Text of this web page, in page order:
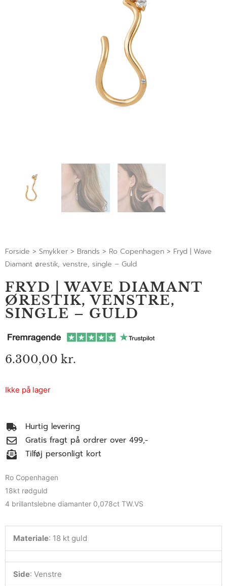
Forside > Smykker > Brands > Ro Copenhagen > Fryd | Wave
Diamant ørestik, venstre, single – Guld
FRYD | WAVE DIAMANT
ØRESTIK, VENSTRE,
SINGLE – GULD
6.300,00 kr.
Ikke på lager
Hurtig levering
Gratis fragt på ordrer over 499,-
Tilføj personligt kort
Ro Copenhagen
18kt rødguld
4 brillantslebne diamanter 0,078ct TW.VS
Materiale: 18 kt guld
Side: Venstre